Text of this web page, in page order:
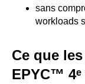
sans
workloads
Ce que
EPYC™ 4